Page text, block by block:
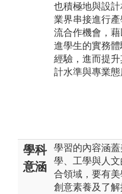
也積極地與設計
業界串接進行產
流合作機會，藉
進學生的實務
經驗，進而提升
計水準與專業態
學科
意涵
學習的內容涵蓋
學、工學與人文
合領域，要有美
創意素養及了